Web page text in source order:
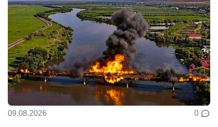
09.08.2026 0